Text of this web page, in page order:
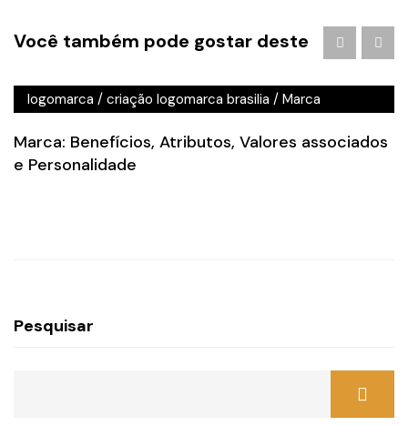
Você também pode gostar deste
agencia de
publicidade em brasilia/Branding/ criação de logo
logomarca / criação logomarca brasilia / Marca
Marca: Benefícios, Atributos, Valores associados
e Personalidade
Pesquisar